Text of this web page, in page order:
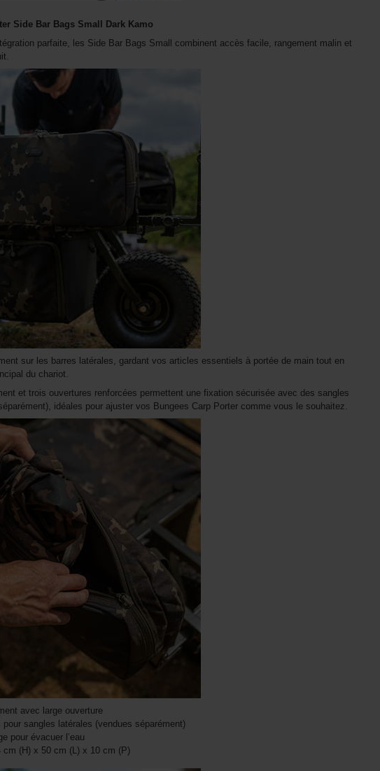
Side Bar Bags Small Dark Kamo
parfaite, les Side Bar Bags Small combinent accès facile, rangement malin et
sur les barres latérales, gardant vos articles essentiels à portée de main tout en
du chariot.
et trois ouvertures renforcées permettent une fixation sécurisée avec des sangles
idéales pour ajuster vos Bungees Carp Porter comme vous le souhaitez.
avec large ouverture
sangles latérales (vendues séparément)
pour évacuer l’eau
cm (H) x 50 cm (L) x 10 cm (P)